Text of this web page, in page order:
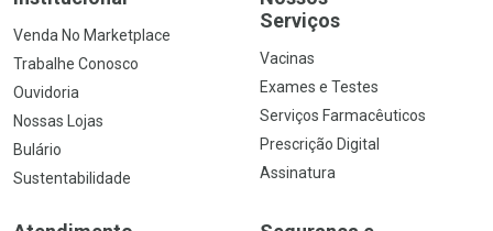
Venda No Marketplace
Trabalhe Conosco
Ouvidoria
Nossas Lojas
Bulário
Sustentabilidade
Serviços
Vacinas
Exames e Testes
Serviços Farmacêuticos
Prescrição Digital
Assinatura